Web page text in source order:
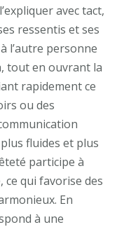
avec tact,
ressentis et ses
l’autre personne
tout en ouvrant la
rapidement ce
ou des
fluides et plus
participe à
qui favorise des
En
à une